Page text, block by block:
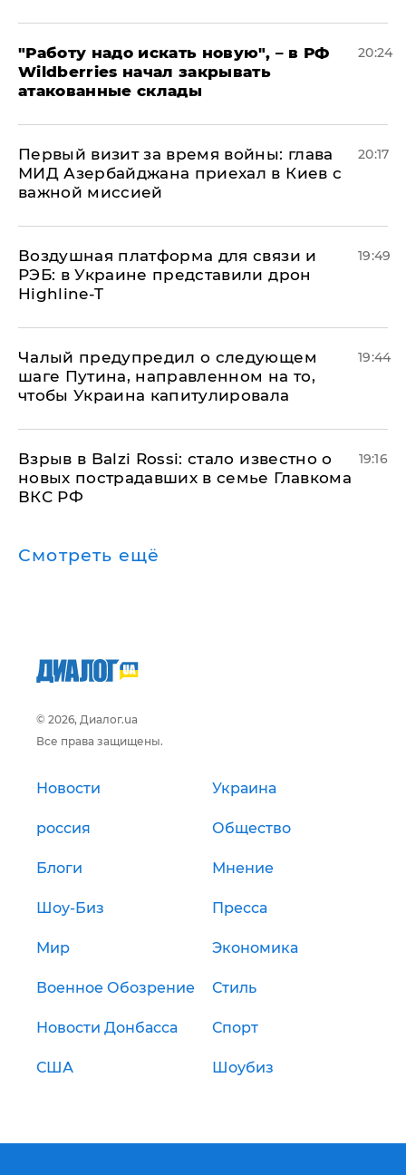
"Работу надо искать новую", – в РФ
Wildberries начал закрывать
атакованные склады
20:24
Первый визит за время войны: глава
МИД Азербайджана приехал в Киев с
важной миссией
20:17
Воздушная платформа для связи и
РЭБ: в Украине представили дрон
Highline-T
19:49
Чалый предупредил о следующем
шаге Путина, направленном на то,
чтобы Украина капитулировала
19:44
Взрыв в Balzi Rossi: стало известно о
новых пострадавших в семье Главкома
ВКС РФ
19:16
Смотреть ещё
© 2026, Диалог.ua
Все права защищены.
Новости Украина
россия Общество
Блоги Мнение
Шоу-Биз Пресса
Мир Экономика
Военное Обозрение Стиль
Новости Донбасса Спорт
США Шоубиз